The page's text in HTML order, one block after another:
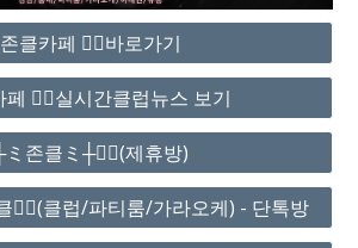
존클카페 ❤️‍🔥바로가기
페 ❤️‍🔥실시간클럽뉴스 보기
존클ミ┼❤️‍🔥(제휴방)
❤️‍🔥(클럽/파티룸/가라오케) - 단톡방